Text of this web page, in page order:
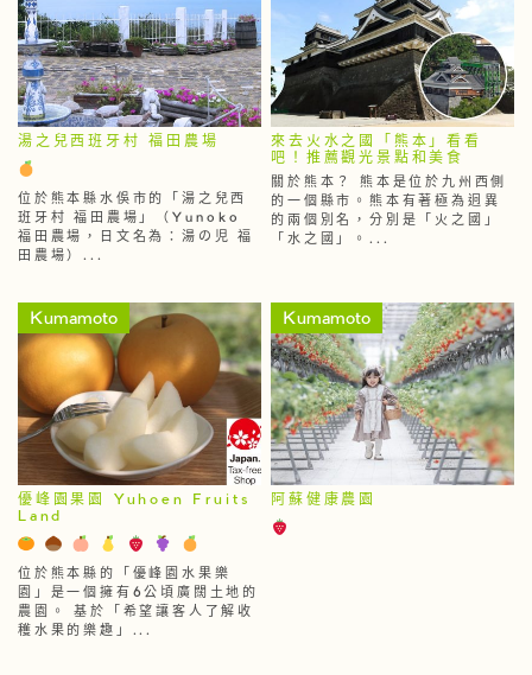
湯之兒西班牙村 福田農場
位於熊本縣水俁市的「湯之兒西
班牙村 福田農場」（Yunoko
福田農場，日文名為：湯の児 福
田農場）...
來去火水之國「熊本」看看
吧！推薦觀光景點和美食
關於熊本？ 熊本是位於九州西側
的一個縣市。熊本有著極為迥異
的兩個別名，分別是「火之國」
「水之國」。...
Kumamoto
優峰園果園 Yuhoen Fruits
Land
位於熊本縣的「優峰園水果樂
園」是一個擁有6公頃廣闊土地的
農園。 基於「希望讓客人了解收
穫水果的樂趣」...
Kumamoto
阿蘇健康農園